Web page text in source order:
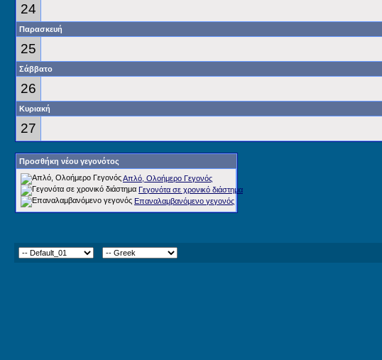
24
Παρασκευή
25
Σάββατο
26
Κυριακή
27
Προσθήκη νέου γεγονότος
Απλό, Ολοήμερο Γεγονός
Γεγονότα σε χρονικό διάστημα
Επαναλαμβανόμενο γεγονός